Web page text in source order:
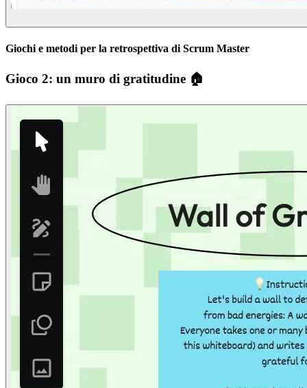
Giochi e metodi per la retrospettiva di Scrum Master
Gioco 2: un muro di gratitudine 🏠